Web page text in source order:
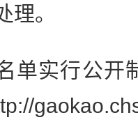
。
实行公开